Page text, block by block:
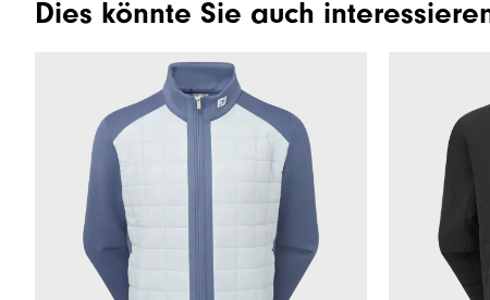
Dies könnte Sie auch